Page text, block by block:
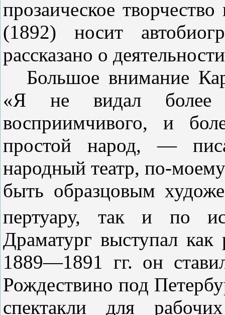
прозаическое
(1892) носит
рассказано о
Большое внимание
«Я не видал более
восприимчивого, и
простой народ, —
народный театр, по-
быть образцовым
пертуару, так и по
Драматург вы­ступал
1889—1891 гг. он
Рождествино под
спектакли для